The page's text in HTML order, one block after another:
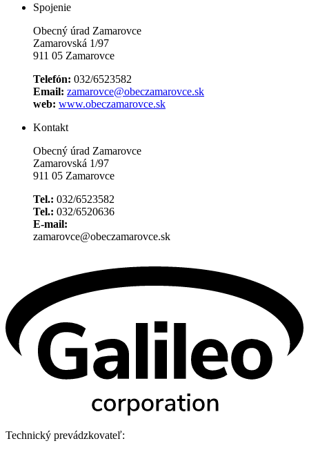
Spojenie
Obecný úrad Zamarovce
Zamarovská 1/97
911 05 Zamarovce
Telefón: 032/6523582
Email: zamarovce@obeczamarovce.sk
web: www.obeczamarovce.sk
Kontakt
Obecný úrad Zamarovce
Zamarovská 1/97
911 05 Zamarovce
Tel.: 032/6523582
Tel.: 032/6520636
E-mail:
zamarovce@obeczamarovce.sk
Technický prevádzkovateľ: